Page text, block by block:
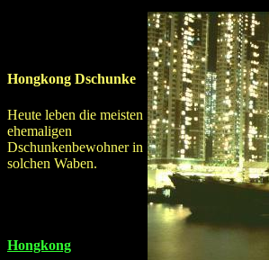
Hongkong Dschunke
Heute leben die meisten
ehemaligen
Dschunkenbewohner in
solchen Waben.
Hongkong